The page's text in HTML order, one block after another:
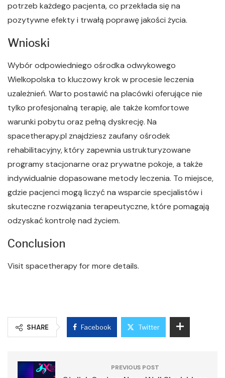
potrzeb każdego pacjenta, co przekłada się na
pozytywne efekty i trwałą poprawę jakości życia.
Wnioski
Wybór odpowiedniego ośrodka odwykowego
Wielkopolska to kluczowy krok w procesie leczenia
uzależnień. Warto postawić na placówki oferujące nie
tylko profesjonalną terapię, ale także komfortowe
warunki pobytu oraz pełną dyskrecję. Na
spacetherapy.pl znajdziesz zaufany ośrodek
rehabilitacyjny, który zapewnia ustrukturyzowane
programy stacjonarne oraz prywatne pokoje, a także
indywidualnie dopasowane metody leczenia. To miejsce,
gdzie pacjenci mogą liczyć na wsparcie specjalistów i
skuteczne rozwiązania terapeutyczne, które pomagają
odzyskać kontrolę nad życiem.
Conclusion
Visit spacetherapy for more details.
SHARE Facebook Twitter
PREVIOUS POST